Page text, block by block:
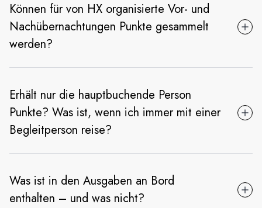
Können für von HX organisierte Vor- und
Nachübernachtungen Punkte gesammelt
werden?
Erhält nur die hauptbuchende Person
Punkte? Was ist, wenn ich immer mit einer
Begleitperson reise?
Was ist in den Ausgaben an Bord
enthalten – und was nicht?